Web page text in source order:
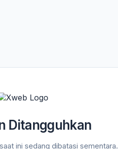
Ditangguhkan
ini sedang dibatasi sementara.